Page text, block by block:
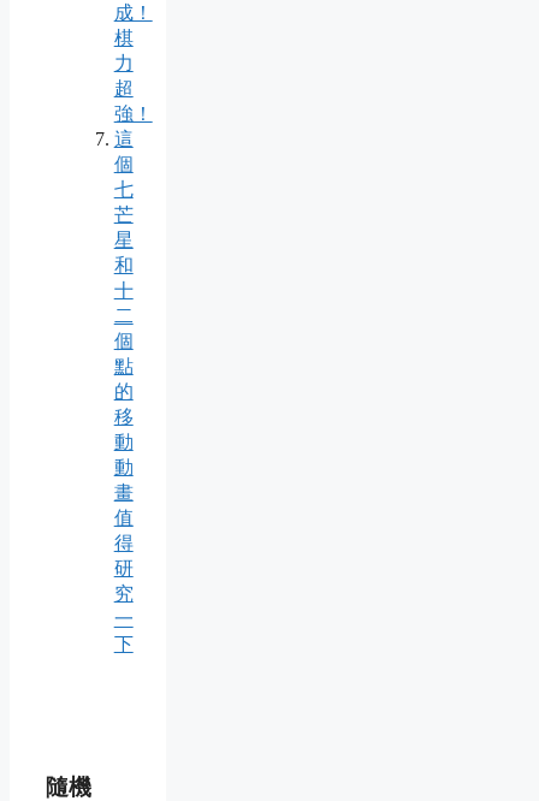
成！
棋
力
超
強！
這
個
七
芒
星
和
十
二
個
點
的
移
動
動
畫
值
得
研
究
一
下
隨機